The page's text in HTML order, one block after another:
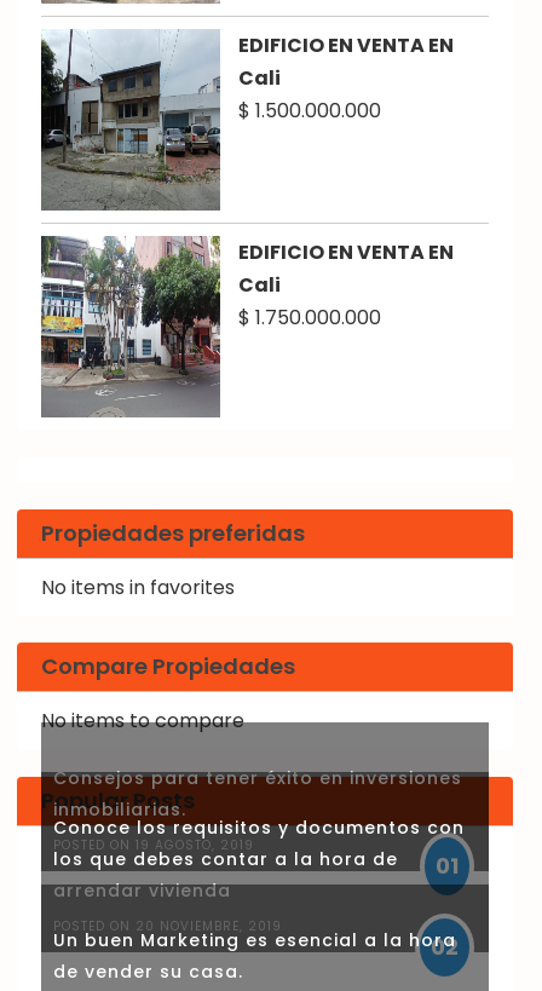
EDIFICIO EN VENTA EN
Cali
$ 1.500.000.000
EDIFICIO EN VENTA EN
Cali
$ 1.750.000.000
Propiedades preferidas
No items in favorites
Compare Propiedades
No items to compare
Popular Posts
Consejos para tener éxito en inversiones
inmobiliarias.
POSTED ON 19 AGOSTO, 2019
01
Conoce los requisitos y documentos con
los que debes contar a la hora de
arrendar vivienda
POSTED ON 20 NOVIEMBRE, 2019
02
Un buen Marketing es esencial a la hora
de vender su casa.